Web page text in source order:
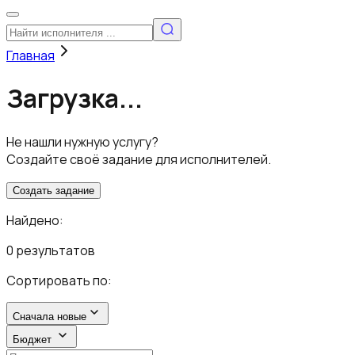
Главная
Загрузка...
Не нашли нужную услугу?
Создайте своё задание для исполнителей.
Создать задание
Найдено:
0 результатов
Сортировать по:
Сначала новые
Бюджет